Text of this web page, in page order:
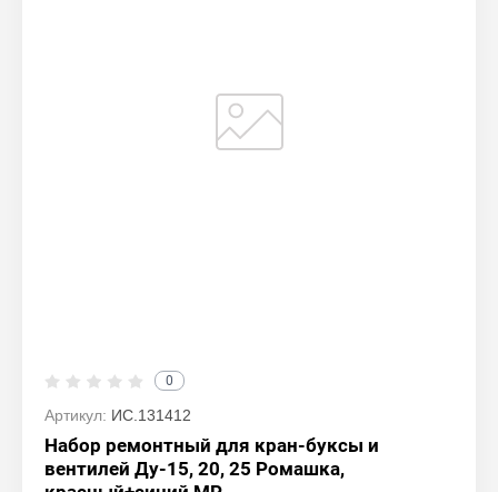
0
Артикул: ИС.131412
Набор ремонтный для кран-буксы и
вентилей Ду-15, 20, 25 Ромашка,